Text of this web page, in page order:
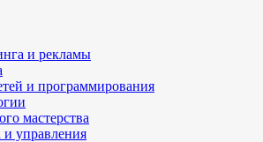
и рекламы
и программирования
мастерства
управления